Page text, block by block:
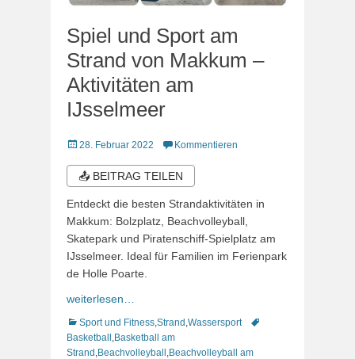
Spiel und Sport am
Strand von Makkum –
Aktivitäten am
IJsselmeer
Veröffentlicht
28. Februar 2022 Kommentieren
📤 BEITRAG TEILEN
Entdeckt die besten Strandaktivitäten in
Makkum: Bolzplatz, Beachvolleyball,
Skatepark und Piratenschiff-Spielplatz am
IJsselmeer. Ideal für Familien im Ferienpark
de Holle Poarte.
weiterlesen…
Kategorien
Sport und Fitness Strand Wassersport
Schlagworte
Basketball Basketball am
Strand Beachvolleyball Beachvolleyball am